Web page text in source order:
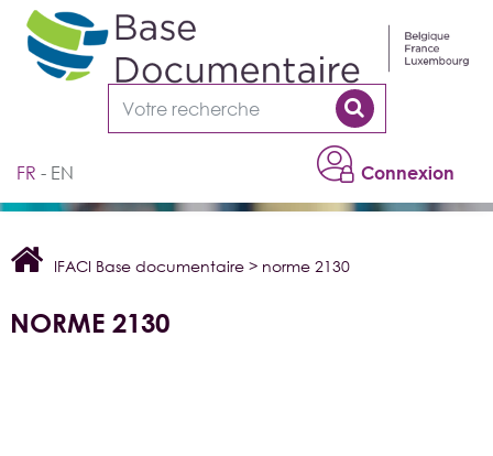
Connexion
FR EN
IFACI Base documentaire > norme 2130
NORME 2130
Cookies management panel